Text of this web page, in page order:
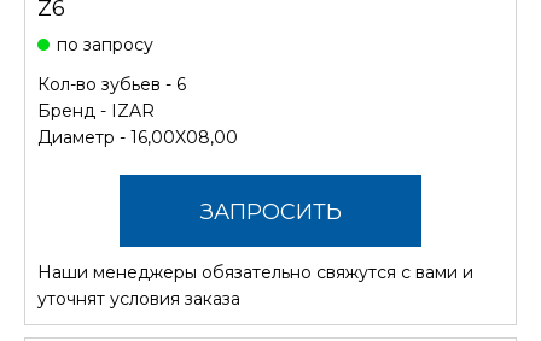
Z6
по запросу
Кол-во зубьев - 6
Бренд - IZAR
Диаметр - 16,00X08,00
ЗАПРОСИТЬ
СТОИМОСТЬ
Наши менеджеры обязательно свяжутся с вами и
уточнят условия заказа